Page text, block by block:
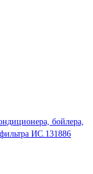
бойлера,
ИС.131886